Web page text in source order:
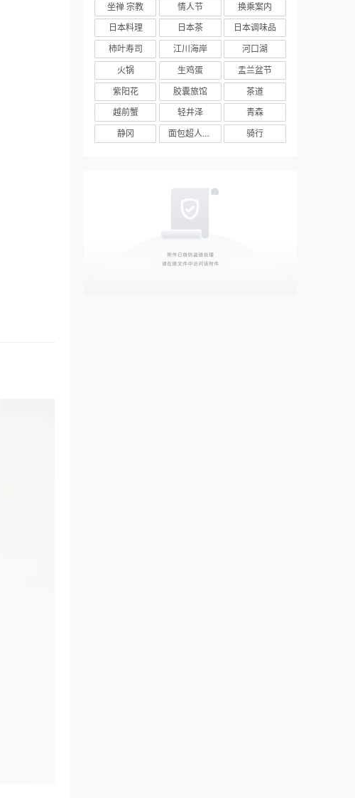
坐禅 宗教
情人节
换乘案内
日本料理
日本茶
日本调味品
柿叶寿司
江川海岸
河口湖
火锅
生鸡蛋
盂兰盆节
紫阳花
胶囊旅馆
茶道
越前蟹
轻井泽
青森
静冈
面包超人列车 骑行